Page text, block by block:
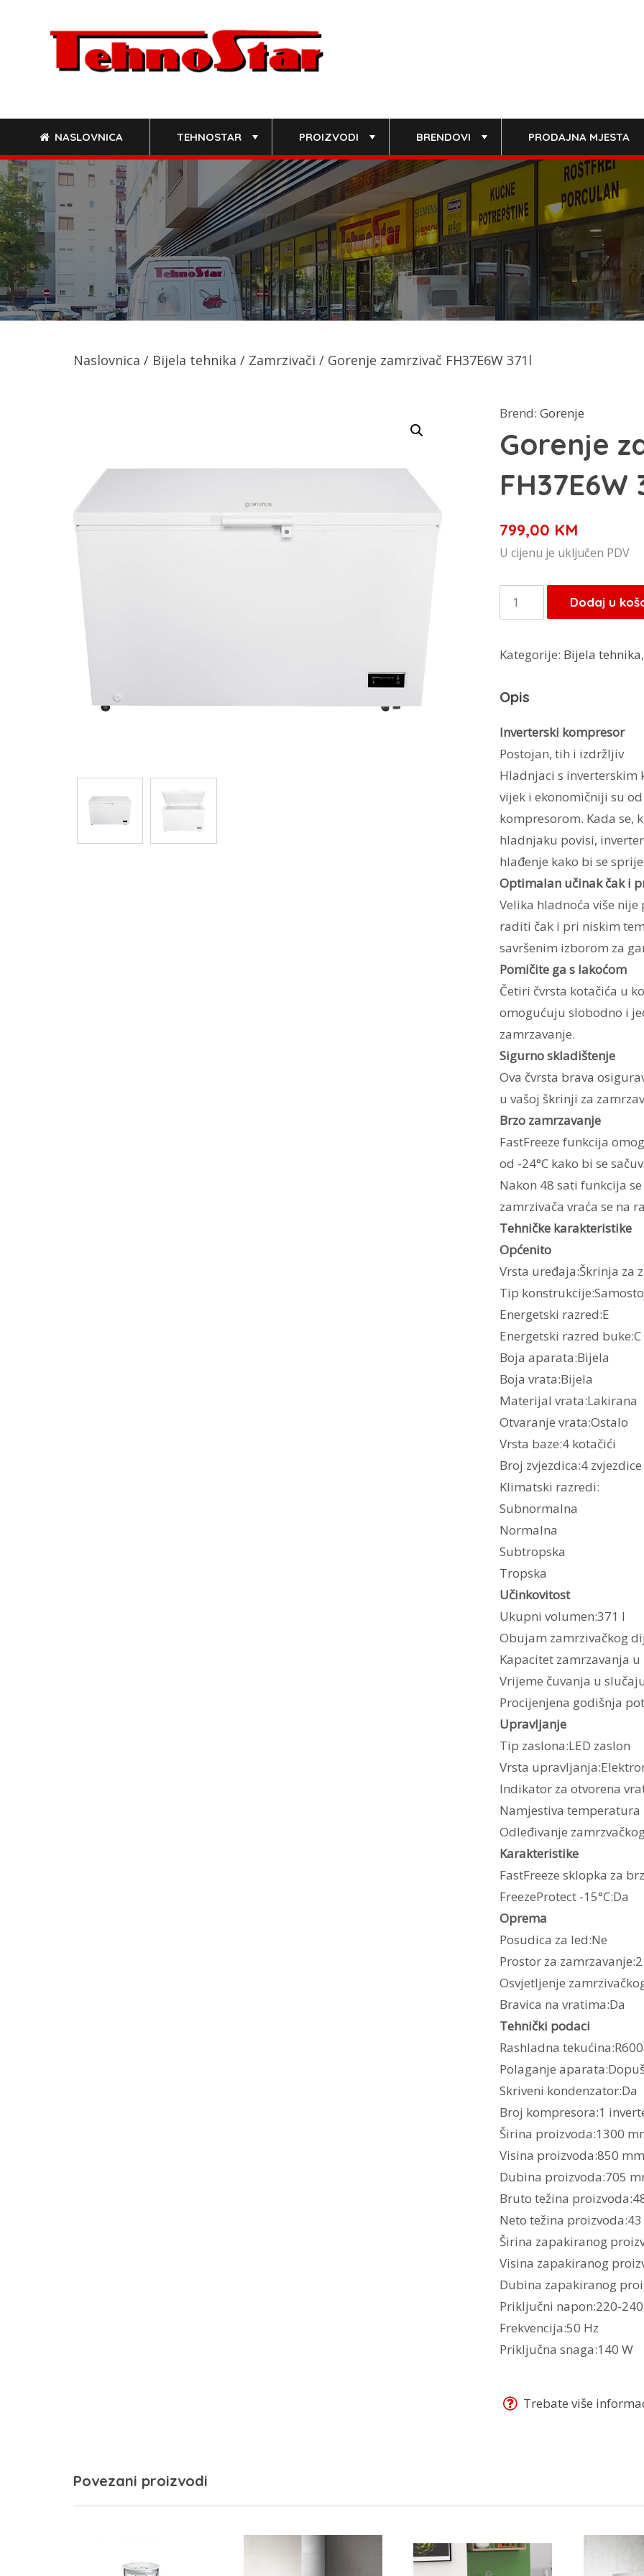
NASLOVNICA TEHNOSTAR PROIZVODI BRENDOVI PRODAJNA MJESTA
Naslovnica / Bijela tehnika / Zamrzivači / Gorenje zamrzivač FH37E6W 371l
Brend: Gorenje
Gorenje
FH37E6W
799,00 KM
U cijenu je uključen PDV
Gorenje
zamrzivač
371l
Dodaj u
Kategorije: Bijela tehnika
Opis
Inverterski kompresor
Postojan, tih i izdržljiv
Hladnjaci s
vijek i ekonomičniji su
kompresorom. Kada se,
hladnjaku povisi,
hlađenje kako bi se
Optimalan učinak čak i
Velika hladnoća više
raditi čak i pri niskim
savršenim izborom za
Pomičite ga s lakoćom
Četiri čvrsta kotačića u
omogućuju slobodno i
zamrzavanje.
Sigurno skladištenje
Ova čvrsta brava
u vašoj škrinji za
Brzo zamrzavanje
FastFreeze funkcija
od -24°C kako bi se
Nakon 48 sati funkcija
zamrzivača vraća se na
Tehničke karakteristike
Općenito
Vrsta uređaja:Škrinja za
Tip
Energetski razred:E
Energetski razred buke:C
Boja aparata:Bijela
Boja vrata:Bijela
Materijal vrata:Lakirana
Otvaranje vrata:Ostalo
Vrsta baze:4 kotačići
Broj zvjezdica:4 zvjezdice
Klimatski razredi:
Subnormalna
Normalna
Subtropska
Tropska
Učinkovitost
Ukupni volumen:371 l
Obujam zamrzivačkog
Kapacitet zamrzavanja u
Vrijeme čuvanja u
Procijenjena godišnja
Upravljanje
Tip zaslona:LED zaslon
Vrsta
Indikator za otvorena
Namjestiva temperatura
Odleđivanje
Karakteristike
FastFreeze sklopka za
FreezeProtect -15°C:Da
Oprema
Posudica za led:Ne
Prostor za
Osvjetljenje
Bravica na vratima:Da
Tehnički podaci
Rashladna
Polaganje
Skriveni kondenzator:Da
Broj kompresora:1
Širina proizvoda:1300
Visina proizvoda:850 mm
Dubina proizvoda:705
Bruto težina
Neto težina
Širina zapakiranog
Visina zapakiranog
Dubina zapakiranog
Priključni napon:220-
Frekvencija:50 Hz
Priključna snaga:140 W
Trebate više
Povezani proizvodi